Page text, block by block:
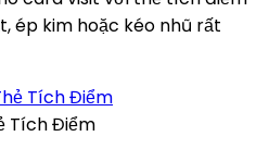
ép kim hoặc kéo nhũ rất
Tích Điểm